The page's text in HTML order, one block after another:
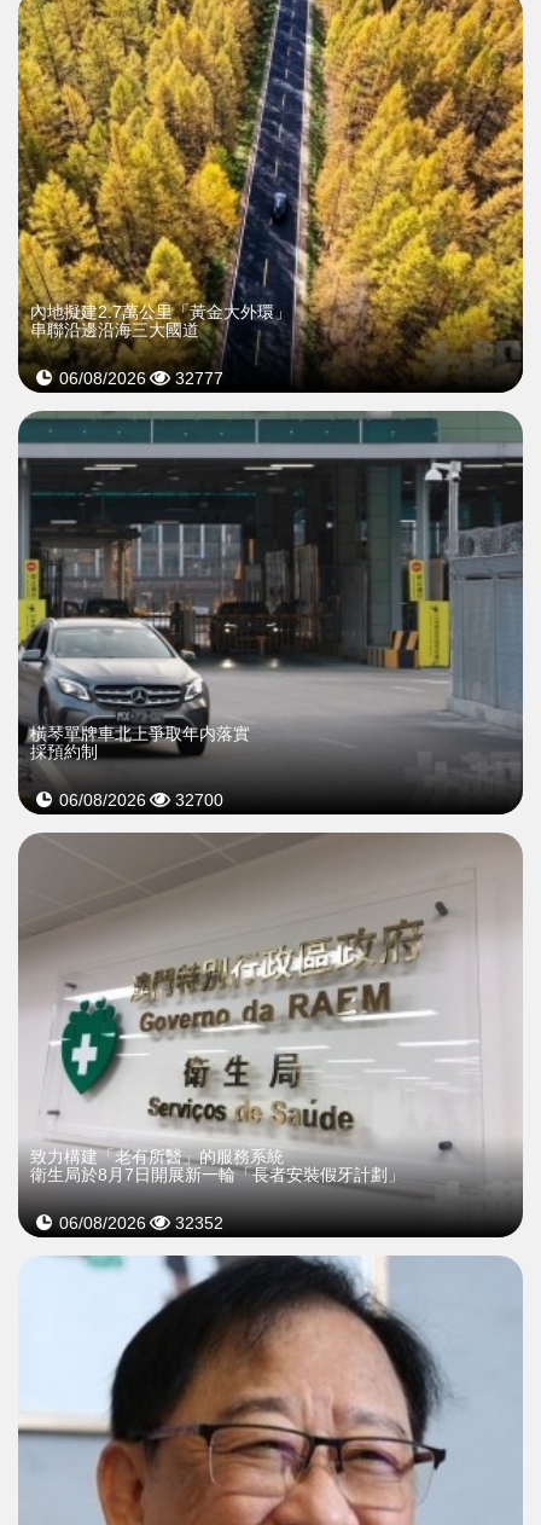
內地擬建2.7萬公里「黃金大外環」
串聯沿邊沿海三大國道
06/08/2026 32777
橫琴單牌車北上爭取年内落實
採預約制
06/08/2026 32700
致力構建「老有所醫」的服務系統
衛生局於8月7日開展新一輪「長者安裝假牙計劃」
06/08/2026 32352